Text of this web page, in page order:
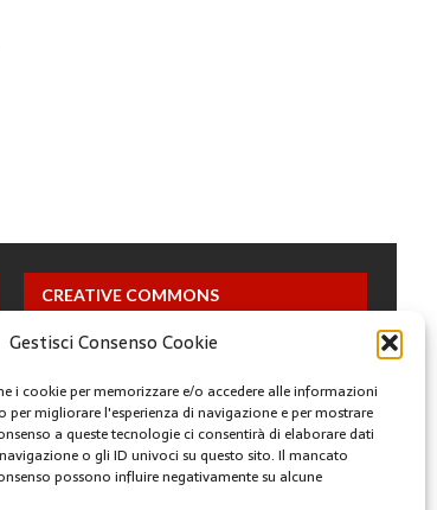
Gestisci Consenso Cookie
i cookie per memorizzare e/o accedere alle informazioni
migliorare l'esperienza di navigazione e per mostrare
a queste tecnologie ci consentirà di elaborare dati
o gli ID univoci su questo sito. Il mancato
possono influire negativamente su alcune
CREATIVE COMMONS
Questa opera è concessa in licenza con i termini
ARCHIVI